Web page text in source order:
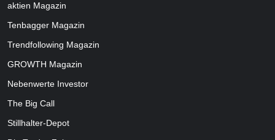
aktien Magazin
Tenbagger Magazin
Trendfollowing Magazin
GROWTH Magazin
Nebenwerte Investor
The Big Call
Stillhalter-Depot